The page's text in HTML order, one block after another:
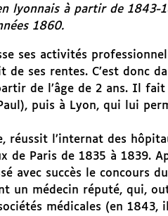
lyonnais à partir de 1843-
1860.
ses activités
ses rentes. C’est donc
de l’âge de 2 ans. Il fait
puis à Lyon, qui lui
réussit l’internat des
de Paris de 1835 à 1839.
avec succès le concours
un médecin réputé, qui,
médicales (en 1843,